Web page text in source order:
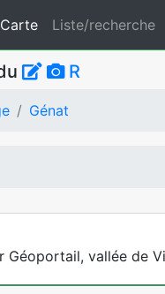
Carte Liste/recherche
R
Génat
Géoportail, vallée de